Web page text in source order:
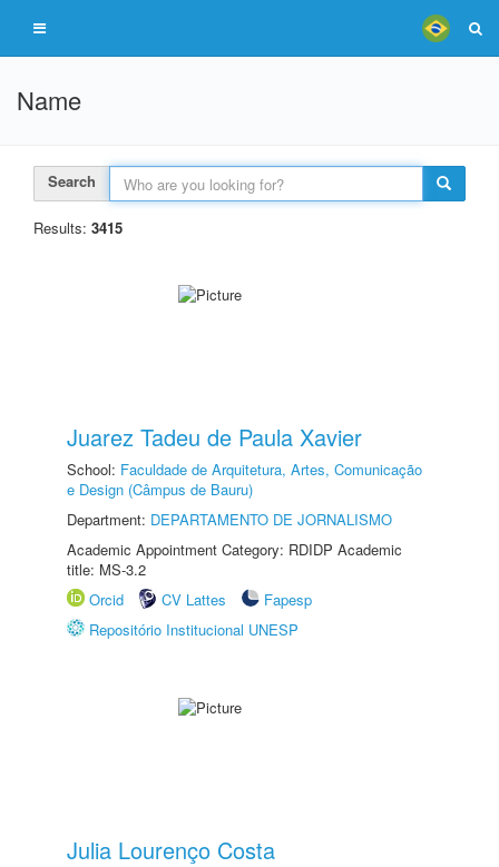
Name
Search
Results: 3415
Juarez Tadeu de Paula Xavier
School: Faculdade de Arquitetura, Artes, Comunicação
e Design (Câmpus de Bauru)
Department: DEPARTAMENTO DE JORNALISMO
Academic Appointment Category: RDIDP Academic
title: MS-3.2
Orcid
CV Lattes
Fapesp
Repositório Institucional UNESP
Julia Lourenço Costa